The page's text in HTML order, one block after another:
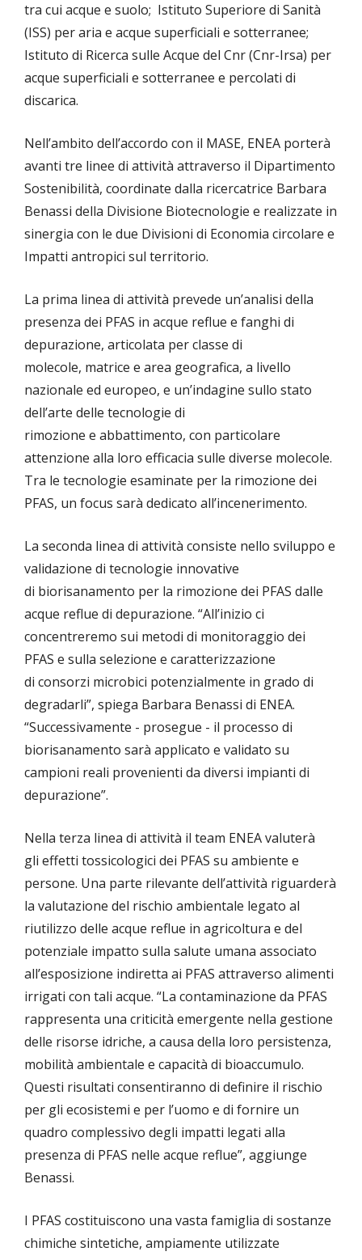
tra cui acque e suolo; Istituto Superiore di Sanità
(ISS) per aria e acque superficiali e sotterranee;
Istituto di Ricerca sulle Acque del Cnr (Cnr-Irsa) per
acque superficiali e sotterranee e percolati di
discarica.
Nell’ambito dell’accordo con il MASE, ENEA porterà
avanti tre linee di attività attraverso il Dipartimento
Sostenibilità, coordinate dalla ricercatrice Barbara
Benassi della Divisione Biotecnologie e realizzate in
sinergia con le due Divisioni di Economia circolare e
Impatti antropici sul territorio.
La prima linea di attività prevede un’analisi della
presenza dei PFAS in acque reflue e fanghi di
depurazione, articolata per classe di
molecole, matrice e area geografica, a livello
nazionale ed europeo, e un’indagine sullo stato
dell’arte delle tecnologie di
rimozione e abbattimento, con particolare
attenzione alla loro efficacia sulle diverse molecole.
Tra le tecnologie esaminate per la rimozione dei
PFAS, un focus sarà dedicato all’incenerimento.
La seconda linea di attività consiste nello sviluppo e
validazione di tecnologie innovative
di biorisanamento per la rimozione dei PFAS dalle
acque reflue di depurazione. “All’inizio ci
concentreremo sui metodi di monitoraggio dei
PFAS e sulla selezione e caratterizzazione
di consorzi microbici potenzialmente in grado di
degradarli”, spiega Barbara Benassi di ENEA.
“Successivamente - prosegue - il processo di
biorisanamento sarà applicato e validato su
campioni reali provenienti da diversi impianti di
depurazione”.
Nella terza linea di attività il team ENEA valuterà
gli effetti tossicologici dei PFAS su ambiente e
persone. Una parte rilevante dell’attività riguarderà
la valutazione del rischio ambientale legato al
riutilizzo delle acque reflue in agricoltura e del
potenziale impatto sulla salute umana associato
all’esposizione indiretta ai PFAS attraverso alimenti
irrigati con tali acque. “La contaminazione da PFAS
rappresenta una criticità emergente nella gestione
delle risorse idriche, a causa della loro persistenza,
mobilità ambientale e capacità di bioaccumulo.
Questi risultati consentiranno di definire il rischio
per gli ecosistemi e per l’uomo e di fornire un
quadro complessivo degli impatti legati alla
presenza di PFAS nelle acque reflue”, aggiunge
Benassi.
I PFAS costituiscono una vasta famiglia di sostanze
chimiche sintetiche, ampiamente utilizzate